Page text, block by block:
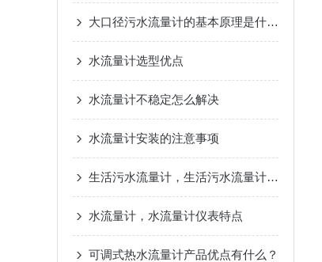
大口径污水流量计的基本原理是什么？
水流量计选型优点
水流量计不稳定怎么解决
水流量计安装的注意事项
生活污水流量计，生活污水流量计安装地点的选择
水流量计，水流量计仪表特点
可调式热水流量计产品优点有什么？